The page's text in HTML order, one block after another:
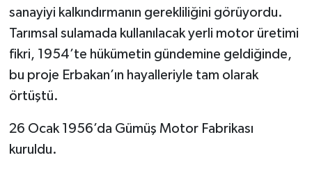
sanayiyi kalkındırmanın gerekliliğini görüyordu.
Tarımsal sulamada kullanılacak yerli motor üretimi
fikri, 1954’te hükümetin gündemine geldiğinde,
bu proje Erbakan’ın hayalleriyle tam olarak
örtüştü.
26 Ocak 1956’da Gümüş Motor Fabrikası
kuruldu.